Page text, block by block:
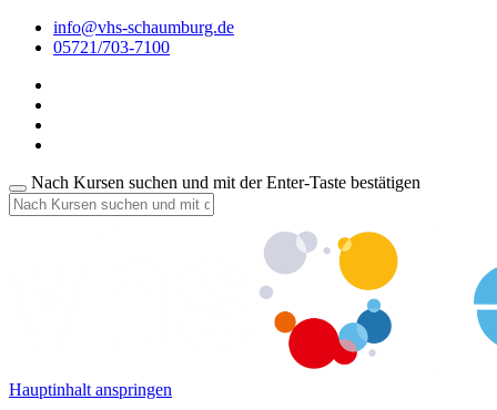
info@vhs-schaumburg.de
05721/703-7100
Nach Kursen suchen und mit der Enter-Taste bestätigen
Hauptinhalt anspringen